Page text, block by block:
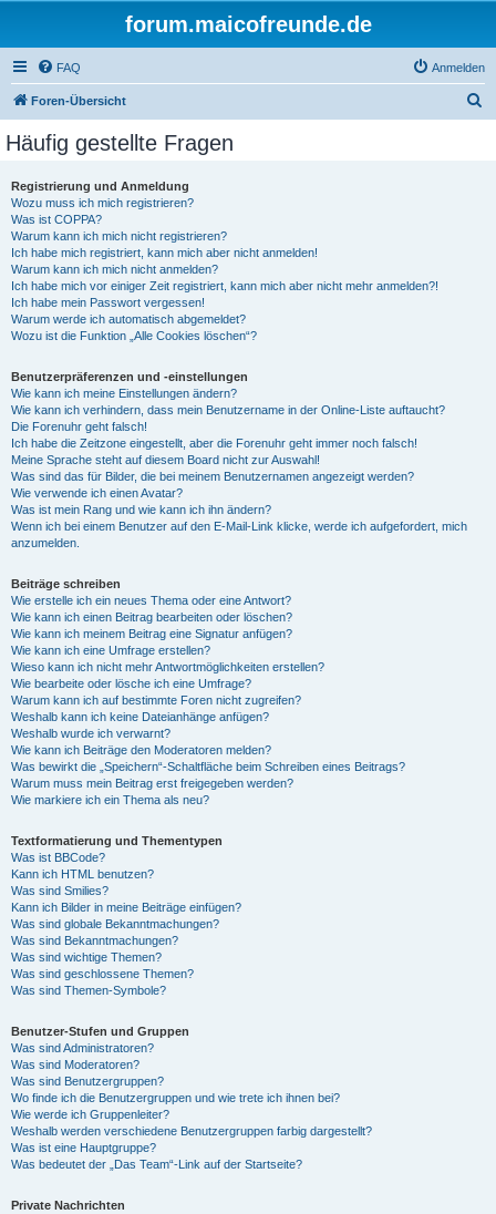
forum.maicofreunde.de
FAQ Anmelden
Foren-Übersicht
Häufig gestellte Fragen
Registrierung und Anmeldung
Wozu muss ich mich registrieren?
Was ist COPPA?
Warum kann ich mich nicht registrieren?
Ich habe mich registriert, kann mich aber nicht anmelden!
Warum kann ich mich nicht anmelden?
Ich habe mich vor einiger Zeit registriert, kann mich aber nicht mehr anmelden?!
Ich habe mein Passwort vergessen!
Warum werde ich automatisch abgemeldet?
Wozu ist die Funktion „Alle Cookies löschen“?
Benutzerpräferenzen und -einstellungen
Wie kann ich meine Einstellungen ändern?
Wie kann ich verhindern, dass mein Benutzername in der Online-Liste auftaucht?
Die Forenuhr geht falsch!
Ich habe die Zeitzone eingestellt, aber die Forenuhr geht immer noch falsch!
Meine Sprache steht auf diesem Board nicht zur Auswahl!
Was sind das für Bilder, die bei meinem Benutzernamen angezeigt werden?
Wie verwende ich einen Avatar?
Was ist mein Rang und wie kann ich ihn ändern?
Wenn ich bei einem Benutzer auf den E-Mail-Link klicke, werde ich aufgefordert, mich
anzumelden.
Beiträge schreiben
Wie erstelle ich ein neues Thema oder eine Antwort?
Wie kann ich einen Beitrag bearbeiten oder löschen?
Wie kann ich meinem Beitrag eine Signatur anfügen?
Wie kann ich eine Umfrage erstellen?
Wieso kann ich nicht mehr Antwortmöglichkeiten erstellen?
Wie bearbeite oder lösche ich eine Umfrage?
Warum kann ich auf bestimmte Foren nicht zugreifen?
Weshalb kann ich keine Dateianhänge anfügen?
Weshalb wurde ich verwarnt?
Wie kann ich Beiträge den Moderatoren melden?
Was bewirkt die „Speichern“-Schaltfläche beim Schreiben eines Beitrags?
Warum muss mein Beitrag erst freigegeben werden?
Wie markiere ich ein Thema als neu?
Textformatierung und Thementypen
Was ist BBCode?
Kann ich HTML benutzen?
Was sind Smilies?
Kann ich Bilder in meine Beiträge einfügen?
Was sind globale Bekanntmachungen?
Was sind Bekanntmachungen?
Was sind wichtige Themen?
Was sind geschlossene Themen?
Was sind Themen-Symbole?
Benutzer-Stufen und Gruppen
Was sind Administratoren?
Was sind Moderatoren?
Was sind Benutzergruppen?
Wo finde ich die Benutzergruppen und wie trete ich ihnen bei?
Wie werde ich Gruppenleiter?
Weshalb werden verschiedene Benutzergruppen farbig dargestellt?
Was ist eine Hauptgruppe?
Was bedeutet der „Das Team“-Link auf der Startseite?
Private Nachrichten